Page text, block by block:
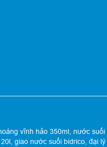
vĩnh hảo 350ml, nước suối
, giao nước suối bidrico, đại lý